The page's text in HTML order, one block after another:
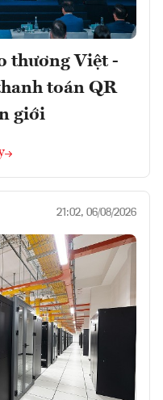
thương Việt -
toán QR
giới
21:02, 06/08/2026